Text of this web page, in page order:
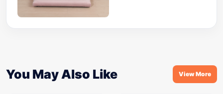
You May Also Like View More